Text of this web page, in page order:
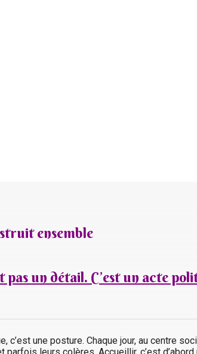
ensemble
pas un détail. C’est un acte
c’est une posture. Chaque jour, au centre
leurs colères. Accueillir, c’est